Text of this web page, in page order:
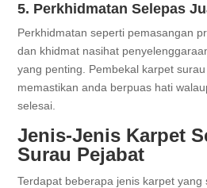
5. Perkhidmatan Selepas
Perkhidmatan seperti pemasangan
dan khidmat nasihat
yang penting. Pembekal karpet
memastikan anda berpuas hati
selesai.
Jenis-Jenis Karpet
Surau Pejabat
Terdapat beberapa jenis karpet